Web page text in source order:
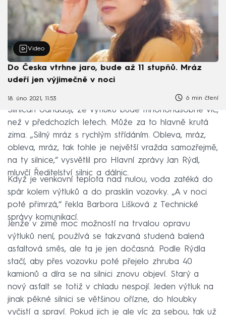
Video
Do Česka vtrhne jaro, bude až 11 stupňů. Mráz
udeří jen výjimečně v noci
18. úno 2021, 11:53 6 min čtení
Silničáři odhadují, že výtluků bude mnohonásobně víc,
než v předchozích letech. Může za to hlavně krutá
zima. „Silný mráz s rychlým střídáním. Obleva, mráz,
obleva, mráz, tak tohle je největší vražda samozřejmě,
na ty silnice,“ vysvětlil pro Hlavní zprávy Jan Rýdl,
mluvčí Ředitelství silnic a dálnic.
Když je venkovní teplota nad nulou, voda zatéká do
spár kolem výtluků a do prasklin vozovky. „A v noci
poté přimrzá,“ řekla Barbora Lišková z Technické
správy komunikací.
Jenže v zimě moc možností na trvalou opravu
výtluků není, používá se takzvaná studená balená
asfaltová směs, ale ta je jen dočasná. Podle Rýdla
stačí, aby přes vozovku poté přejelo zhruba 40
kamionů a díra se na silnici znovu objeví. Starý a
nový asfalt se totiž v chladu nespojí. Jeden výtluk na
jinak pěkné silnici se většinou ořízne, do hloubky
vyčistí a spraví. Pokud jich je ale víc za sebou, tak už